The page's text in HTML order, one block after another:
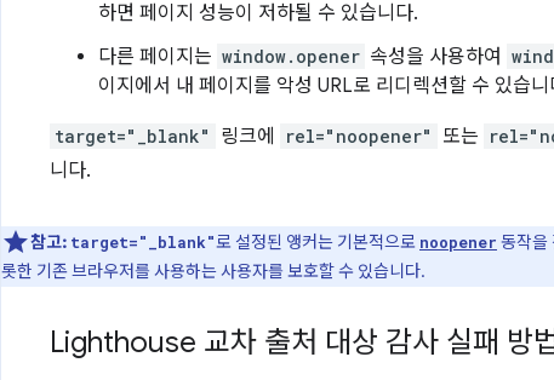
하면 페이지 성능이 저하될 수 있습니다.
다른 페이지는 window.opener 속성을 사용하여
이지에서 내 페이지를 악성 URL로 리디렉션할 수 있습니
target="_blank" 링크에 rel="noopener" 또는
니다.
참고: target="_blank"로 설정된 앵커는 기본적으로 noopener 동작을
롯한 기존 브라우저를 사용하는 사용자를 보호할 수 있습니다.
Lighthouse 교차 출처 대상 감사 실패 방